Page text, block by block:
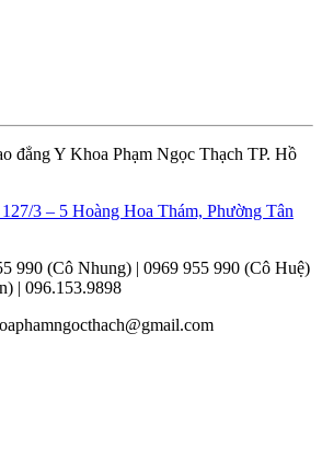
đẳng Y Khoa Phạm Ngọc Thạch TP. Hồ
127/3 – 5 Hoàng Hoa Thám, Phường Tân
990 (Cô Nhung) | 0969 955 990 (Cô Huệ)
| 096.153.9898